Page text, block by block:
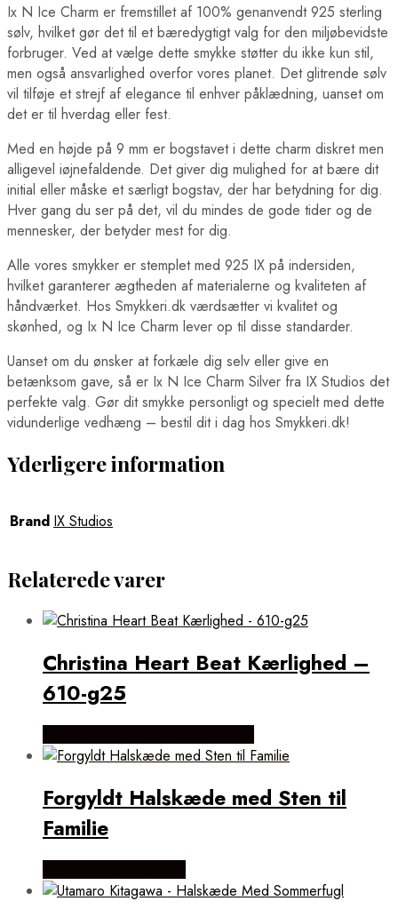
Ix N Ice Charm er fremstillet af 100% genanvendt 925 sterling
sølv, hvilket gør det til et bæredygtigt valg for den miljøbevidste
forbruger. Ved at vælge dette smykke støtter du ikke kun stil,
men også ansvarlighed overfor vores planet. Det glitrende sølv
vil tilføje et strejf af elegance til enhver påklædning, uanset om
det er til hverdag eller fest.
Med en højde på 9 mm er bogstavet i dette charm diskret men
alligevel iøjnefaldende. Det giver dig mulighed for at bære dit
initial eller måske et særligt bogstav, der har betydning for dig.
Hver gang du ser på det, vil du mindes de gode tider og de
mennesker, der betyder mest for dig.
Alle vores smykker er stemplet med 925 IX på indersiden,
hvilket garanterer ægtheden af materialerne og kvaliteten af
håndværket. Hos Smykkeri.dk værdsætter vi kvalitet og
skønhed, og Ix N Ice Charm lever op til disse standarder.
Uanset om du ønsker at forkæle dig selv eller give en
betænksom gave, så er Ix N Ice Charm Silver fra IX Studios det
perfekte valg. Gør dit smykke personligt og specielt med dette
vidunderlige vedhæng – bestil dit i dag hos Smykkeri.dk!
Yderligere information
Brand IX Studios
Relaterede varer
Christina Heart Beat Kærlighed –
610-g25
Forgyldt Halskæde med Sten til
Familie